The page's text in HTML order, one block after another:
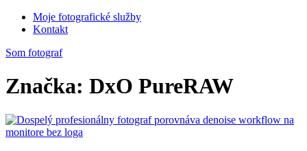
Moje fotografické služby
Kontakt
Som fotograf
Značka: DxO PureRAW